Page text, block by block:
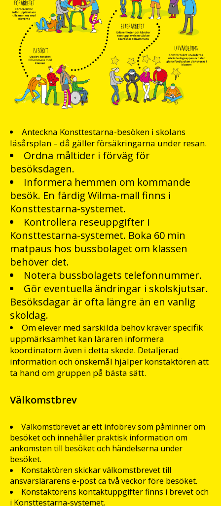
Anteckna Konsttestarna-besöken i skolans
läsårsplan – då gäller försäkringarna under resan.
Ordna måltider i förväg för
besöksdagen.
Informera hemmen om kommande
besök. En färdig Wilma-mall finns i
Konsttestarna-systemet.
Kontrollera reseuppgifter i
Konsttestarna-systemet. Boka 60 min
matpaus hos bussbolaget om klassen
behöver det.
Notera bussbolagets telefonnummer.
Gör eventuella ändringar i skolskjutsar.
Besöksdagar är ofta längre än en vanlig
skoldag.
Om elever med särskilda behov kräver specifik
uppmärksamhet kan läraren informera
koordinatorn även i detta skede. Detaljerad
information och önskemål hjälper konstaktören att
ta hand om gruppen på bästa sätt.
Välkomstbrev
Välkomstbrevet är ett infobrev som påminner om
besöket och innehåller praktisk information om
ankomsten till besöket och händelserna under
besöket.
Konstaktören skickar välkomstbrevet till
ansvarslärarens e-post ca två veckor före besöket.
Konstaktörens kontaktuppgifter finns i brevet och
i Konsttestarna-systemet.